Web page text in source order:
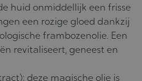
huid onmiddellijk een frisse
een rozige gloed dankzij
frambozenolie. Een
revitaliseert, geneest en
deze magische olie is